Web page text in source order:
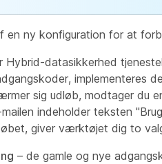
en ny konfiguration for at
Hybrid-datasikkerhed
implementeres
sig udløb, modtager du
indeholder teksten
giver værktøjet dig to
– de gamle og nye